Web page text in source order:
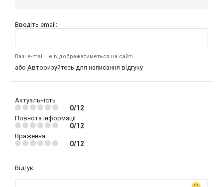
Введіть email:
Ваш e-mail не відображатиметься на сайті
або Авторизуйтесь для написання відгуку
Актуальність
0/12
Повнота інформації
0/12
Враження
0/12
Відгук: